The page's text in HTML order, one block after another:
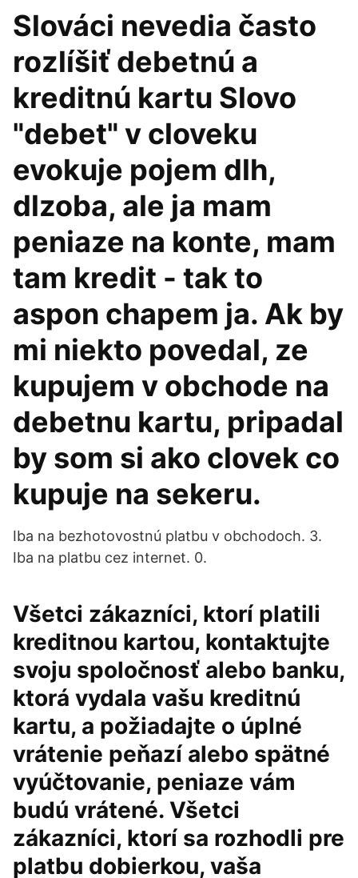
Slováci nevedia často
rozlíšiť debetnú a
kreditnú kartu Slovo
"debet" v cloveku
evokuje pojem dlh,
dlzoba, ale ja mam
peniaze na konte, mam
tam kredit - tak to
aspon chapem ja. Ak by
mi niekto povedal, ze
kupujem v obchode na
debetnu kartu, pripadal
by som si ako clovek co
kupuje na sekeru.
Iba na bezhotovostnú platbu v obchodoch. 3.
Iba na platbu cez internet. 0.
Všetci zákazníci, ktorí platili
kreditnou kartou, kontaktujte
svoju spoločnosť alebo banku,
ktorá vydala vašu kreditnú
kartu, a požiadajte o úplné
vrátenie peňazí alebo spätné
vyúčtovanie, peniaze vám
budú vrátené. Všetci
zákazníci, ktorí sa rozhodli pre
platbu dobierkou, vaša